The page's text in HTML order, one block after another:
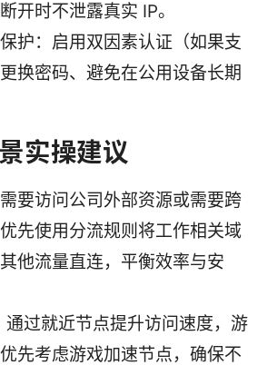
开时不泄露真实 IP。
护：启用双因素认证（如果支
换密码、避免在公用设备长期
实操建议
要访问公司外部资源或需要跨
先使用分流规则将工作相关域
他流量直连，平衡效率与安
通过就近节点提升访问速度，游
先考虑游戏加速节点，确保不